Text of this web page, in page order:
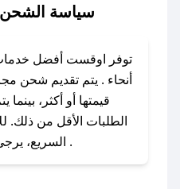
باستخدام تطبيق
تواصل معنا عبر تويتر
سياسة
توفر اوقست أفضل
أنحاء . يتم تقديم شحن
قيمتها أو أكثر،
الطلبات الأقل من ذلك.
السريع، يرجى تقديم طلبك قبل الساعة .